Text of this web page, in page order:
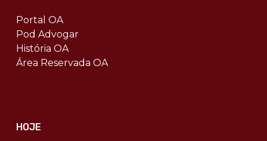
Portal OA
Pod Advogar
História OA
Área Reservada OA
HOJE